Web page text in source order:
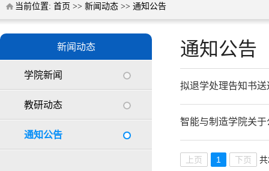
当前位置: 首页 >> 新闻动态 >> 通知公告
新闻动态
学院新闻
教研动态
通知公告
通知公告
拟退学处理告知书送
智能与制造学院关
上页 1 下页